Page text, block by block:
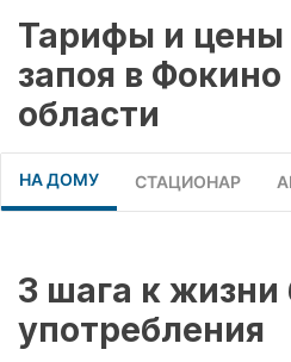
Тарифы и цены
запоя в
области
НА ДОМУ СТАЦИОНАР
3 шага к жизни
употребления